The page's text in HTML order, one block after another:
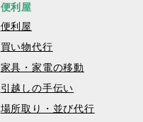
便利屋
便利屋
買い物代行
家具・家電の移動
引越しの手伝い
場所取り・並び代行